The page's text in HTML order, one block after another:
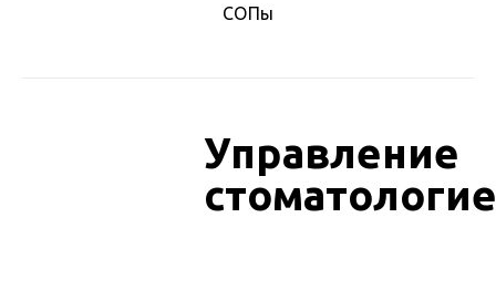
СОПы
Управление